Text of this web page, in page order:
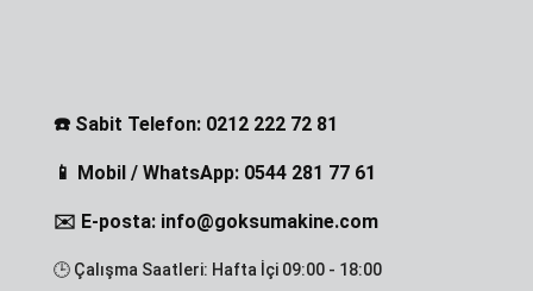
☎️ Sabit Telefon: 0212 222 72 81
📱 Mobil / WhatsApp: 0544 281 77 61
✉️ E-posta: info@goksumakine.com
🕒 Çalışma Saatleri: Hafta İçi 09:00 - 18:00